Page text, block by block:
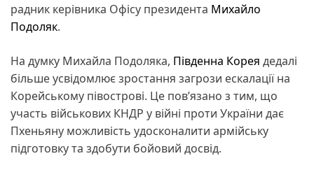
радник керівника Офісу президента Михайло
Подоляк.
На думку Михайла Подоляка, Південна Корея дедалі
більше усвідомлює зростання загрози ескалації на
Корейському півострові. Це пов’язано з тим, що
участь військових КНДР у війні проти України дає
Пхеньяну можливість удосконалити армійську
підготовку та здобути бойовий досвід.